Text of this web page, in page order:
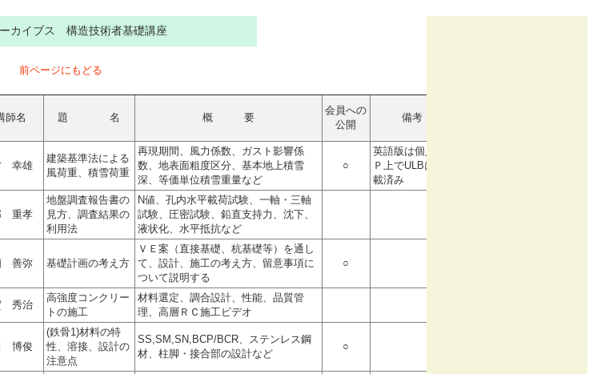
カイブス 構造技術者基礎講座
前ページにもどる
師名 題 名 概 要
会員への
公開
備考
幸雄
建築基準法による
風荷重、積雪荷重
再現期間、風力係数、ガスト影響係
数、地表面粗度区分、基本地上積雪
深、等価単位積雪重量など
○
英語版は個人Ｈ
Ｐ上でULBに掲
載済み
重孝
地盤調査報告書の
見方、調査結果の
利用法
N値、孔内水平載荷試験、一軸・三軸
試験、圧密試験、鉛直支持力、沈下、
液状化、水平抵抗など
善弥 基礎計画の考え方
ＶＥ案（直接基礎、杭基礎等）を通し
て、設計、施工の考え方、留意事項に
ついて説明する
○
秀治
高強度コンクリー
トの施工
材料選定、調合設計、性能、品質管
理、高層ＲＣ施工ビデオ
博俊
(鉄骨1)材料の特
性、溶接、設計の
注意点
SS,SM,SN,BCP/BCR、ステンレス鋼
材、柱脚・接合部の設計など
○